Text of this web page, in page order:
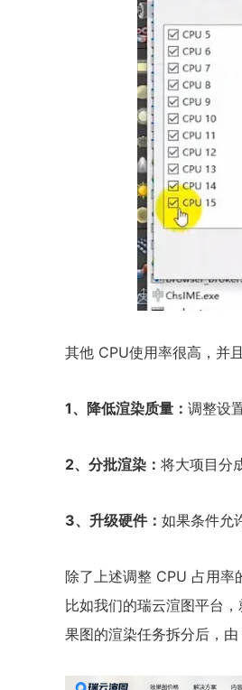
其他 CPU使用率很高，并
1、降低渲染质量： 调整设
2、分批渲染： 将大项目分
3、升级硬件： 如果条件允
除了上述调整 CPU 占用率
比如我们的瑞云渲图平台
果图的渲染任务拆分后，